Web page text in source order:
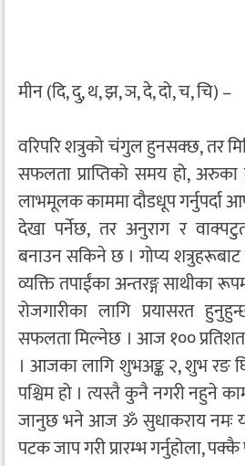
मीन (दि, दु, थ, झ, ञ, दे, दो, च, चि) –
वरिपरि शत्रुको चंगुल हुनसक्छ, तर
सफलता प्राप्तिको समय हो,
लाभमूलक काममा दौडधूप गर्नुपर्दा
देखा पर्नेछ, तर अनुराग र
बनाउन सकिने छ । गोप्य
व्यक्ति तपाईंका अन्तरङ्ग साथीका
रोजगारीका लागि प्रयासरत
सफलता मिल्नेछ । आज १००
। आजका लागि शुभअङ्क २, शुभ रङ
पश्चिम हो । त्यस्तै कुनै नगरी नहुने
जानुछ भने आज ॐ सुधाकराय नमः
पटक जाप गरी प्रारम्भ गर्नुहोला,